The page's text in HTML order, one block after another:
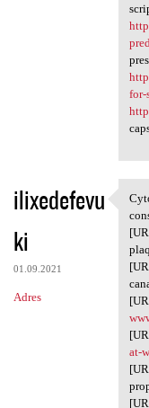
for-
ilixedefevu
ki
01.09.2021
Adres
at-